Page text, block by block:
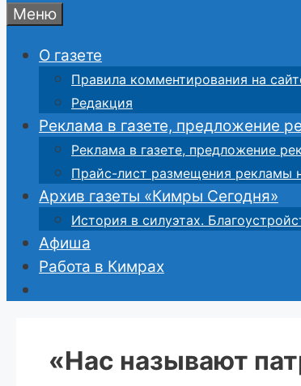
Меню
О газете
Правила комментирования на
Редакция
Реклама в газете, предложение
Реклама в газете, предложение
Прайс-лист размещения рекламы
Архив газеты «Кимры Сегодня»
История в силуэтах.
Афиша
Работа в Кимрах
«Нас называют